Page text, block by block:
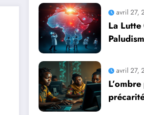
avril 27,
La
Une
Montre
avril 27,